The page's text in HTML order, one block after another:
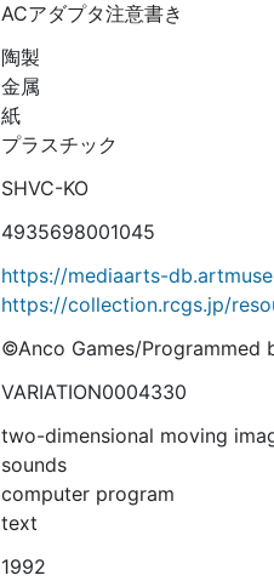
ACアダプタ注意書き
陶製
金属
紙
プラスチック
SHVC-KO
4935698001045
https://mediaarts-
https://collection.rcgs.jp/
©Anco Games/Programmed
VARIATION0004330
two-dimensional moving
sounds
computer program
text
1992